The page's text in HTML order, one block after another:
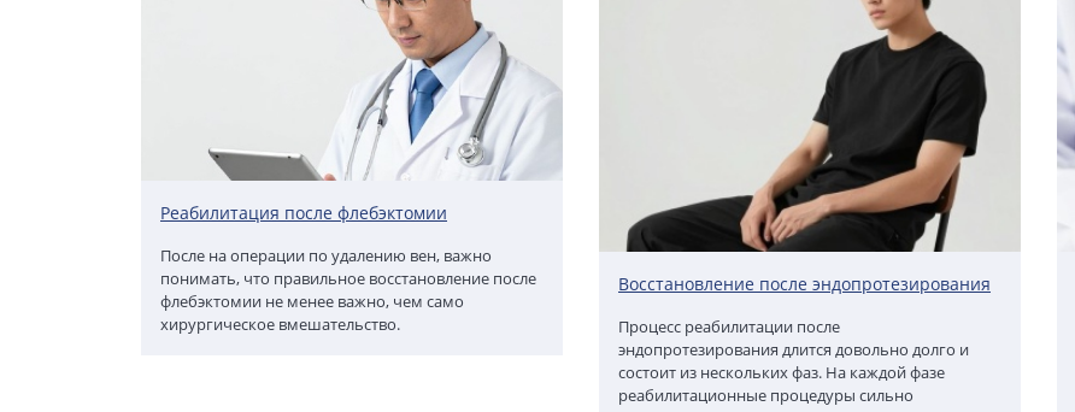
Реабилитация после флебэктомии
После на операции по удалению вен, важно
понимать, что правильное восстановление после
флебэктомии не менее важно, чем само
хирургическое вмешательство.
Восстановление после эндопротезирования
Процесс реабилитации после
эндопротезирования длится довольно долго и
состоит из нескольких фаз. На каждой фазе
реабилитационные процедуры сильно